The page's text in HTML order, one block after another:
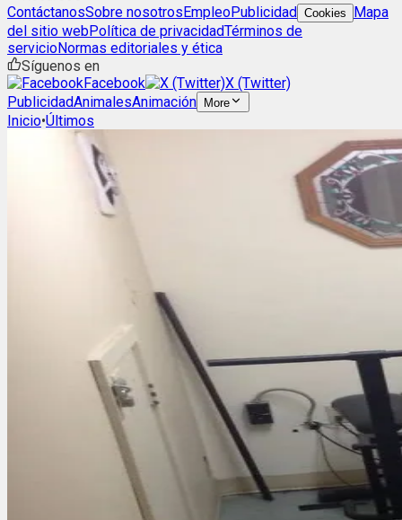
ContáctanosSobre nosotrosEmpleoPublicidad Cookies
Mapa
del sitio webPolítica de privacidadTérminos de
servicioNormas editoriales y ética
Síguenos en
Facebook
X (Twitter)
PublicidadAnimalesAnimación More
Inicio•Últimos